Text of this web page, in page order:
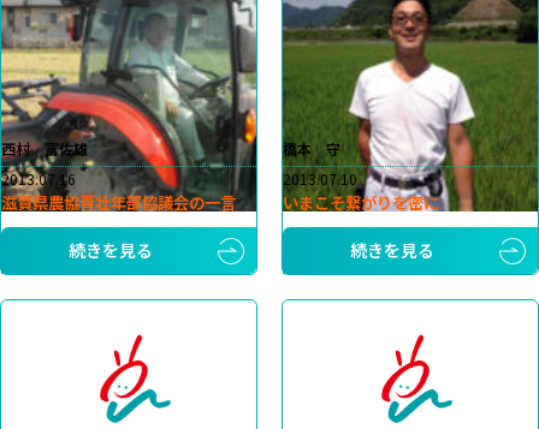
西村 富佐雄
2013.07.16
滋賀県農協青壮年部協議会の一言
続きを見る
橋本 守
2013.07.10
いまこそ繋がりを密に
続きを見る